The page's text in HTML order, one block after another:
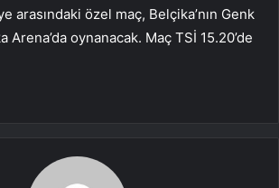
arasındaki özel maç, Belçika’nın Genk
oynanacak. Maç TSİ 15.20’de